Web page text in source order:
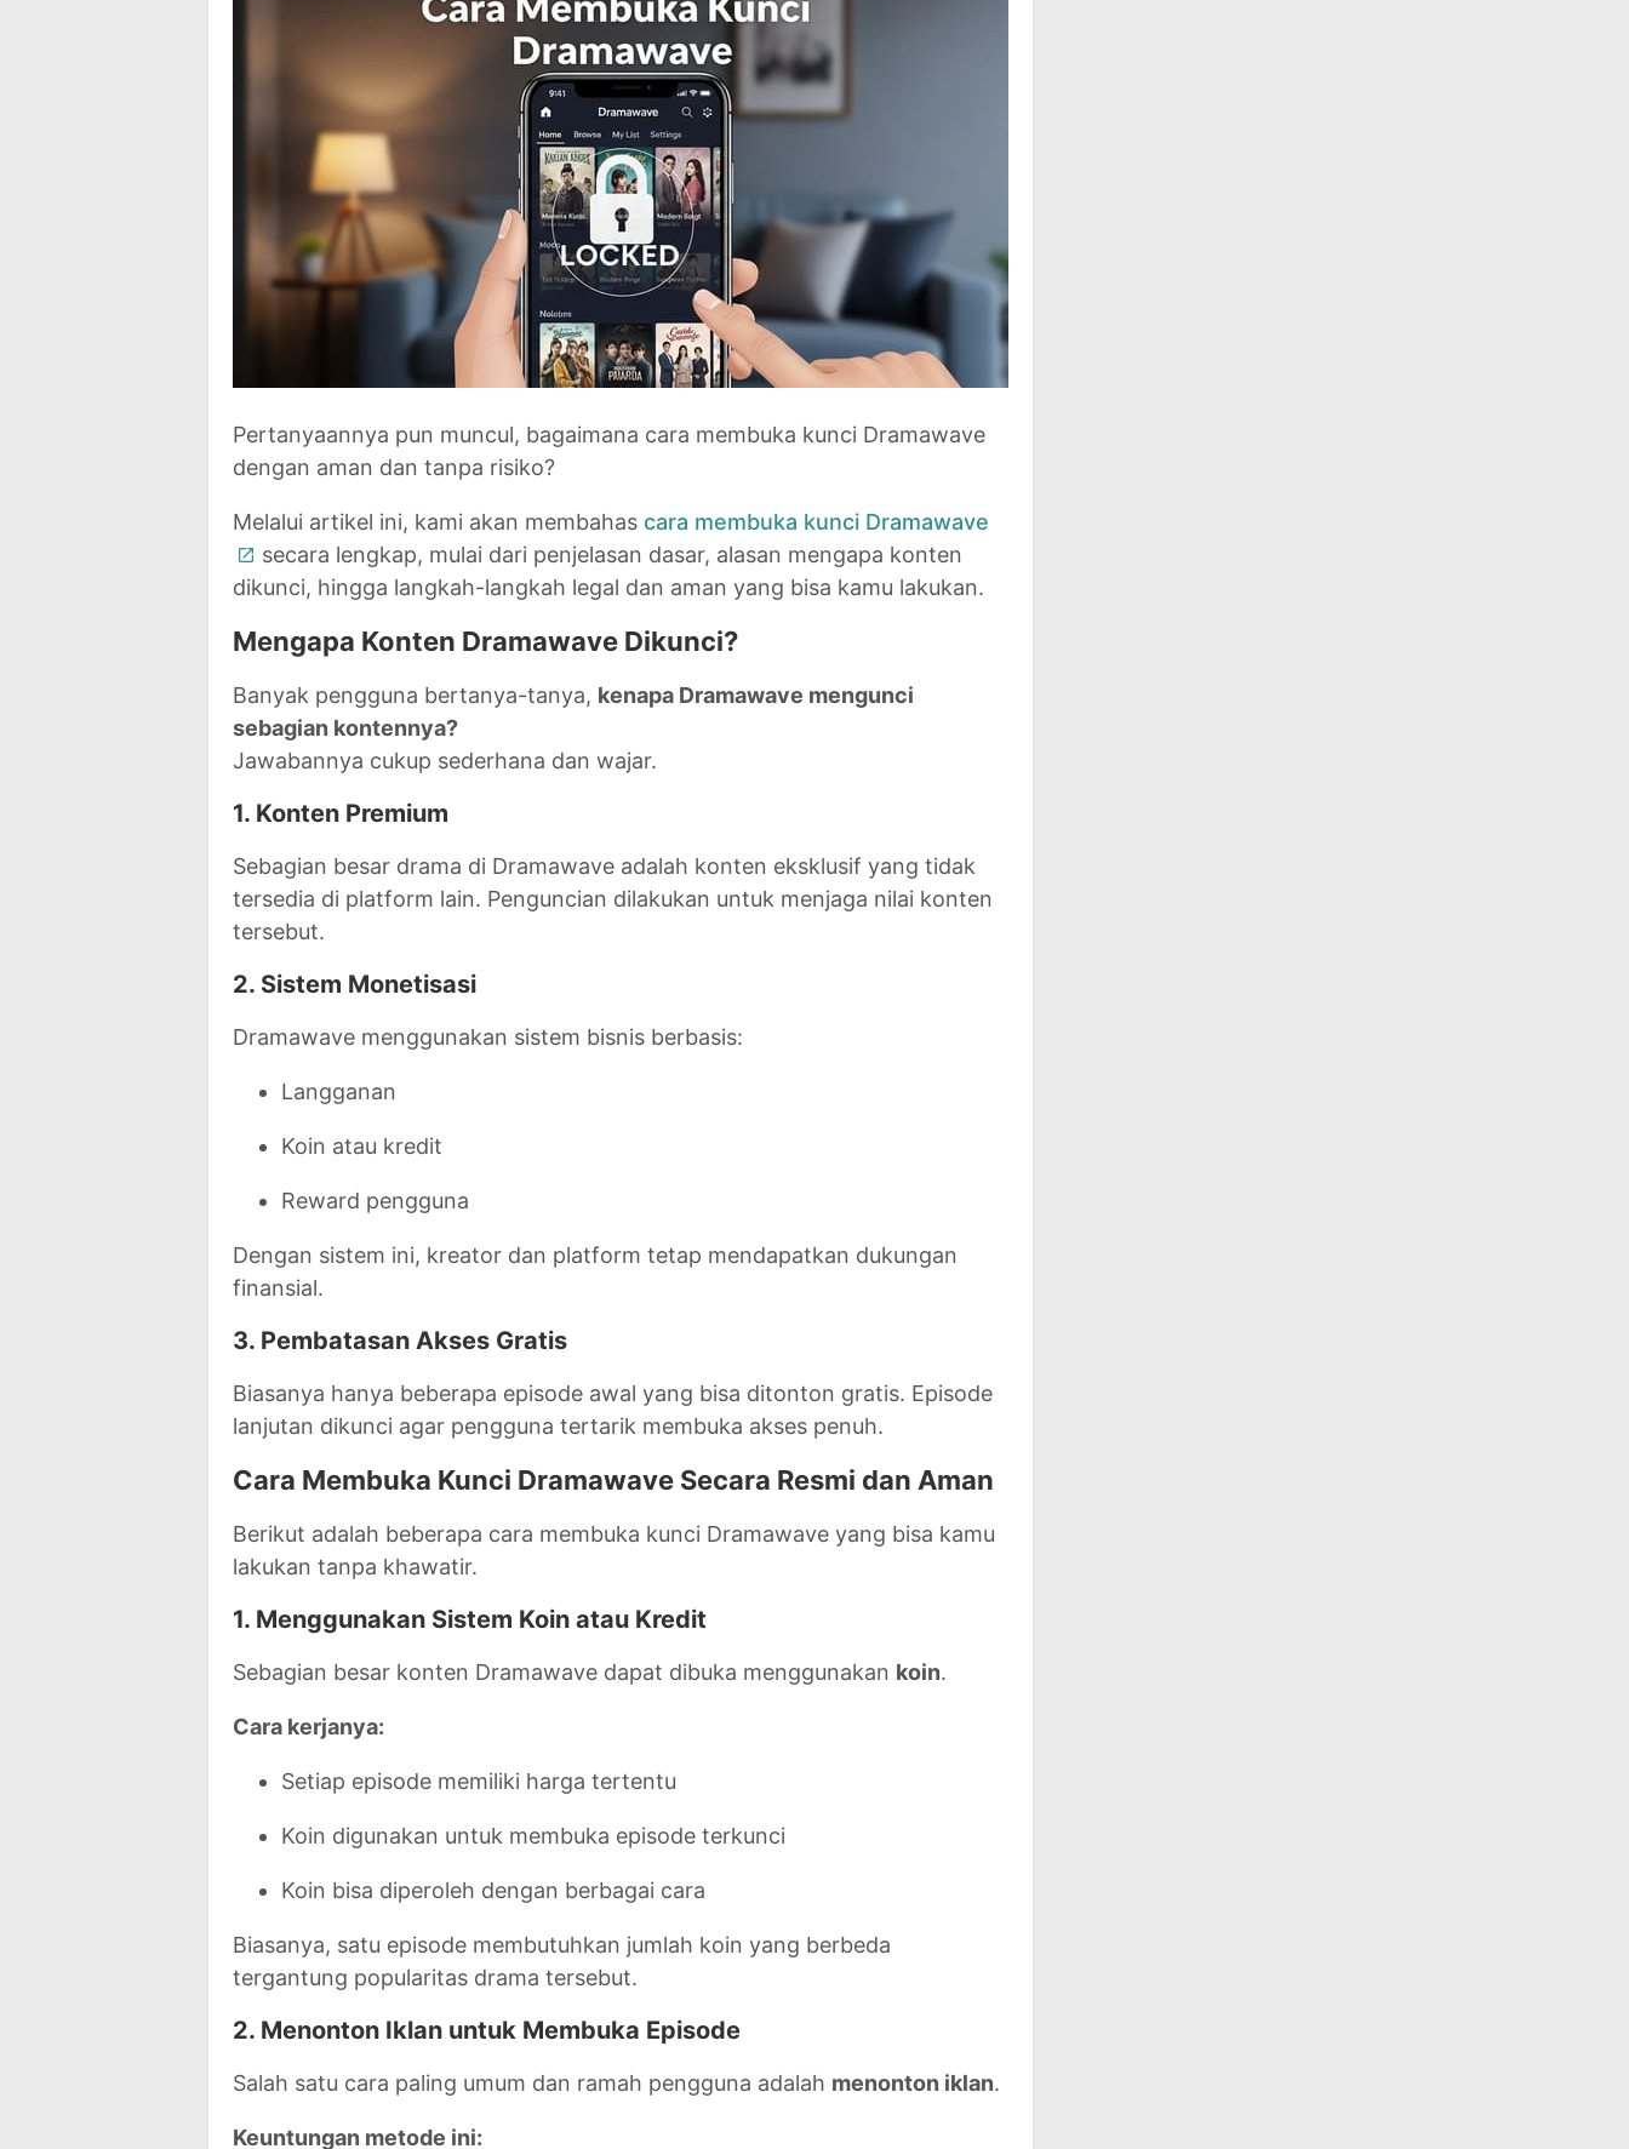
Pertanyaannya pun muncul, bagaimana cara membuka kunci Dramawave
dengan aman dan tanpa risiko?
Melalui artikel ini, kami akan membahas cara membuka kunci Dramawave
secara lengkap, mulai dari penjelasan dasar, alasan mengapa konten
dikunci, hingga langkah-langkah legal dan aman yang bisa kamu lakukan.
Mengapa Konten Dramawave Dikunci?
Banyak pengguna bertanya-tanya, kenapa Dramawave mengunci
sebagian kontennya?
Jawabannya cukup sederhana dan wajar.
1. Konten Premium
Sebagian besar drama di Dramawave adalah konten eksklusif yang tidak
tersedia di platform lain. Penguncian dilakukan untuk menjaga nilai konten
tersebut.
2. Sistem Monetisasi
Dramawave menggunakan sistem bisnis berbasis:
Langganan
Koin atau kredit
Reward pengguna
Dengan sistem ini, kreator dan platform tetap mendapatkan dukungan
finansial.
3. Pembatasan Akses Gratis
Biasanya hanya beberapa episode awal yang bisa ditonton gratis. Episode
lanjutan dikunci agar pengguna tertarik membuka akses penuh.
Cara Membuka Kunci Dramawave Secara Resmi dan Aman
Berikut adalah beberapa cara membuka kunci Dramawave yang bisa kamu
lakukan tanpa khawatir.
1. Menggunakan Sistem Koin atau Kredit
Sebagian besar konten Dramawave dapat dibuka menggunakan koin.
Cara kerjanya:
Setiap episode memiliki harga tertentu
Koin digunakan untuk membuka episode terkunci
Koin bisa diperoleh dengan berbagai cara
Biasanya, satu episode membutuhkan jumlah koin yang berbeda
tergantung popularitas drama tersebut.
2. Menonton Iklan untuk Membuka Episode
Salah satu cara paling umum dan ramah pengguna adalah menonton iklan.
Keuntungan metode ini: